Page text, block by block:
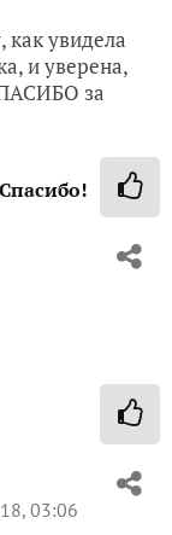
как увидела
и уверена,
за
Спасибо!
03:06